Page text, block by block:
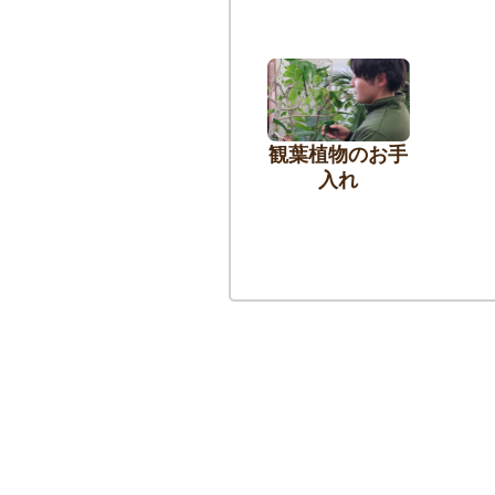
観葉植物のお手
入れ